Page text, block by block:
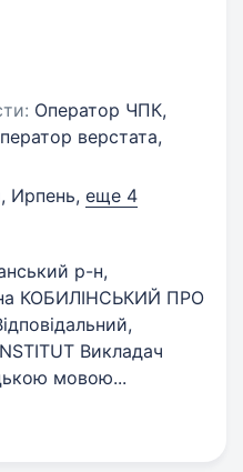
Оператор ЧПК,
верстата,
Ирпень, еще 4
р-н,
КОБИЛІНСЬКИЙ ПРО
Викладач
мовою...